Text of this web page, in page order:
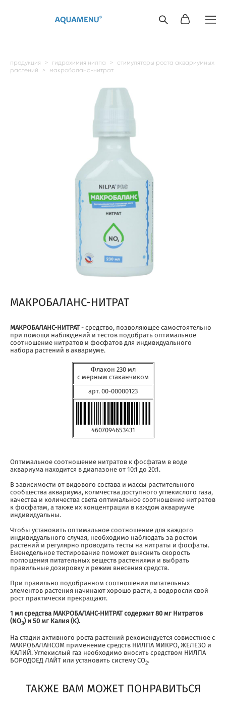
продукция > гидрохимия нилпа > стимуляторы роста аквариумных
растений
> макробаланс-нитрат
МАКРОБАЛАНС-НИТРАТ
МАКРОБАЛАНС-НИТРАТ - средство, позволяющее самостоятельно
при помощи наблюдений и тестов подобрать оптимальное
соотношение нитратов и фосфатов для индивидуального
набора растений в аквариуме.
Флакон 230 мл
с мерным стаканчиком
арт. 00-00000123
4607094653431
Оптимальное соотношение нитратов к фосфатам в воде
аквариума находится в диапазоне от 10:1 до 20:1.
В зависимости от видового состава и массы растительного
сообщества аквариума, количества доступного углекислого газа,
качества и количества света оптимальное соотношение нитратов
к фосфатам, а также их концентрации в каждом аквариуме
индивидуальны.
Чтобы установить оптимальное соотношение для каждого
индивидуального случая, необходимо наблюдать за ростом
растений и регулярно проводить тесты на нитраты и фосфаты.
Еженедельное тестирование поможет выяснить скорость
поглощения питательных веществ растениями и выбрать
правильные дозировку и режим внесения средств.
При правильно подобранном соотношении питательных
элементов растения начинают хорошо расти, а водоросли свой
рост практически прекращают.
1 мл средства МАКРОБАЛАНС-НИТРАТ содержит 80 мг Нитратов
(NO3) и 50 мг Калия (K).
На стадии активного роста растений рекомендуется совместное с
МАКРОБАЛАНСОМ применение средств НИЛПА МИКРО, ЖЕЛЕЗО и
КАЛИЙ. Углекислый газ необходимо вносить средством НИЛПА
БОРОДОЕД ЛАЙТ или установить систему CO2.
ТАКЖЕ ВАМ МОЖЕТ ПОНРАВИТЬСЯ